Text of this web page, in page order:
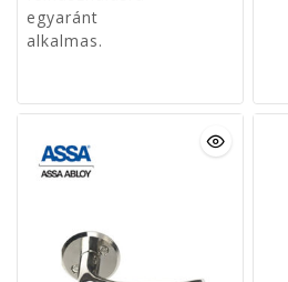
Tyra 640 kilincs Assa,
Abloy, Boda, Trioving
0
16.256Ft
OPCIÓK VÁLASZTÁSA